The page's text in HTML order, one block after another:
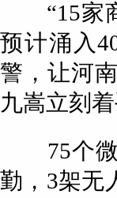
“15家商
预计涌入
警，让河
九嵩立刻
75个微
勤，3架无